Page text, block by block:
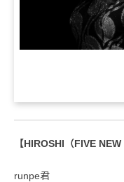
【HIROSHI（FIVE
runpe君